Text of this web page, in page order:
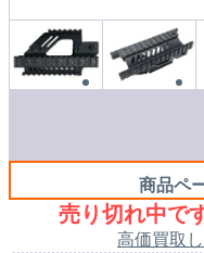
商品ペ
売り切れ中で
高価買取